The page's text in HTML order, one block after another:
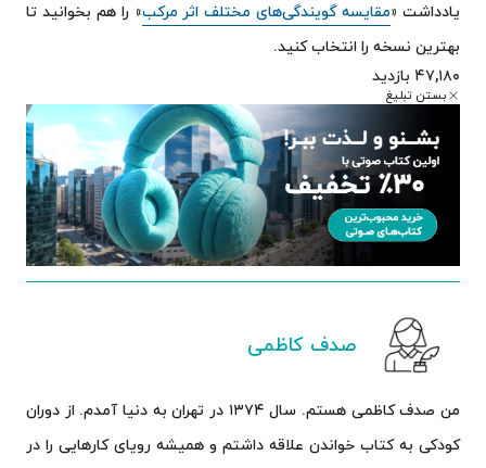
یادداشت «مقایسه گویندگی‌های مختلف اثر مرکب» را هم بخوانید تا
بهترین نسخه را انتخاب کنید.
۴۷,۱۸۰ بازدید
بستن تبلیغ
صدف کاظمی
من صدف کاظمی هستم. سال ۱۳۷۴ در تهران به دنیا آمدم. از دوران
کودکی به کتاب خواندن علاقه داشتم و همیشه رویای کارهایی را در